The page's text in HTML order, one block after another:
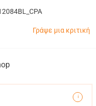
Γράψε μια κριτική